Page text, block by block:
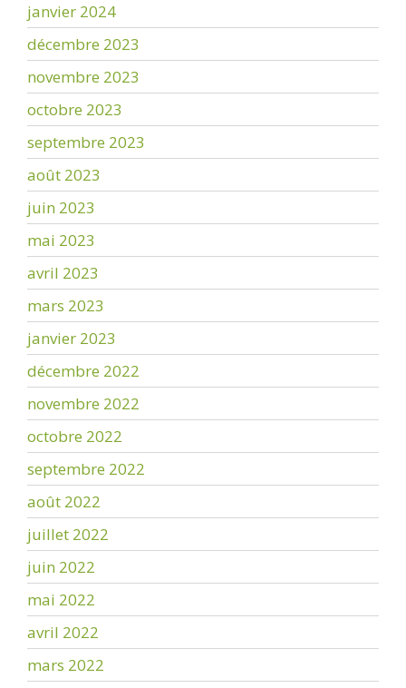
janvier 2024
décembre 2023
novembre 2023
octobre 2023
septembre 2023
août 2023
juin 2023
mai 2023
avril 2023
mars 2023
janvier 2023
décembre 2022
novembre 2022
octobre 2022
septembre 2022
août 2022
juillet 2022
juin 2022
mai 2022
avril 2022
mars 2022